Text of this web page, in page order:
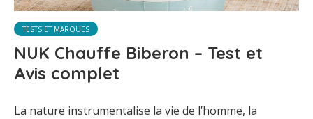
TESTS ET MARQUES
NUK Chauffe Biberon – Test et
Avis complet
La nature instrumentalise la vie de l’homme, la